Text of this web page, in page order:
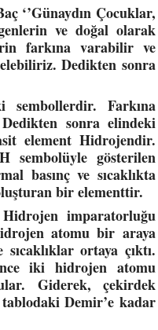
‘’Günaydın Çocuklar,
ve doğal olarak
farkına varabilir ve
Dedikten sonra
sembollerdir. Farkına
sonra elindeki
element Hidrojendir.
sembolüyle gösterilen
basınç ve sıcaklıkta
bir elementtir.
Hidrojen imparatorluğu
atomu bir araya
ortaya çıktı.
iki hidrojen atomu
Giderek, çekirdek
Demir’e kadar